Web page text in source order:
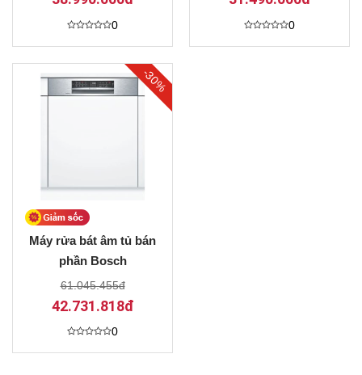
xếp
0
sao
0
xếp
0
-30%
Máy rửa bát âm tủ bán
phần Bosch
SMI68MS04E Serie 6
61.045.455đ
42.731.818đ
xếp
0